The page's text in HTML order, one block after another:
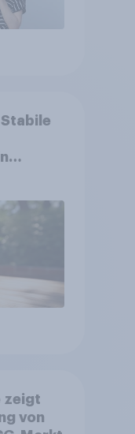
zeigt
von